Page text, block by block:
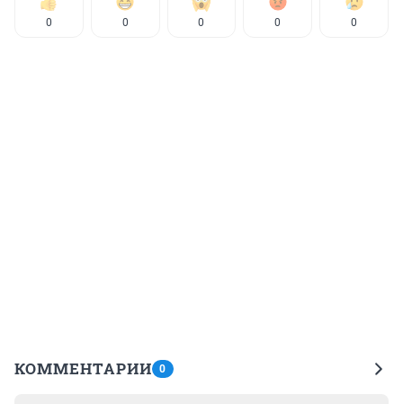
0 0 0 0 0
КОММЕНТАРИИ 0